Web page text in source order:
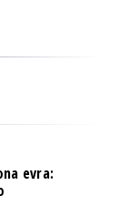
evra: